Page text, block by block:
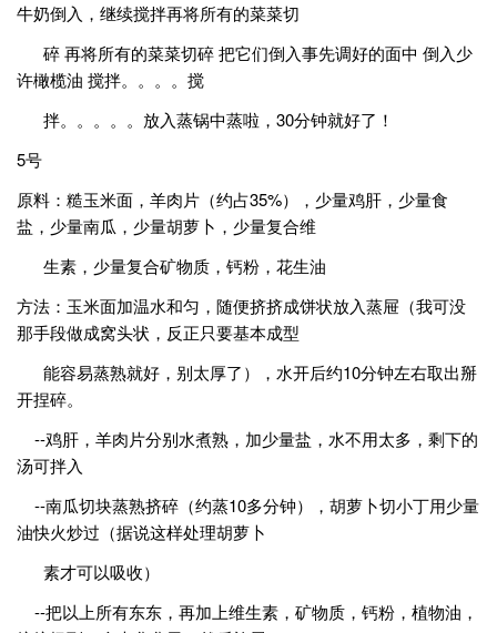
牛奶倒入，继续搅拌再将所有的菜菜切
碎 再将所有的菜菜切碎 把它们倒入事先调好的面中 倒入少
许橄榄油 搅拌。。。。搅
拌。。。。。放入蒸锅中蒸啦，30分钟就好了！
5号
原料：糙玉米面，羊肉片（约占35%），少量鸡肝，少量食
盐，少量南瓜，少量胡萝卜，少量复合维
生素，少量复合矿物质，钙粉，花生油
方法：玉米面加温水和匀，随便挤挤成饼状放入蒸屉（我可没
那手段做成窝头状，反正只要基本成型
能容易蒸熟就好，别太厚了），水开后约10分钟左右取出掰
开捏碎。
--鸡肝，羊肉片分别水煮熟，加少量盐，水不用太多，剩下的
汤可拌入
--南瓜切块蒸熟挤碎（约蒸10多分钟），胡萝卜切小丁用少量
油快火炒过（据说这样处理胡萝卜
素才可以吸收）
--把以上所有东东，再加上维生素，矿物质，钙粉，植物油，